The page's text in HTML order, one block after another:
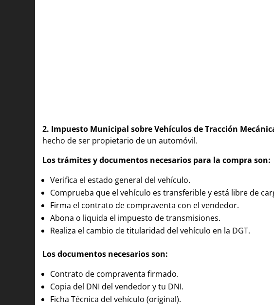
2. Impuesto Municipal sobre Vehículos de Tracción
hecho de ser propietario de un automóvil.
Los trámites y documentos necesarios para la compra son:
Verifica el estado general del vehículo.
Comprueba que el vehículo es transferible y está libre de
Firma el contrato de compraventa con el vendedor.
Abona o liquida el impuesto de transmisiones.
Realiza el cambio de titularidad del vehículo en la DGT.
Los documentos necesarios son:
Contrato de compraventa firmado.
Copia del DNI del vendedor y tu DNI.
Ficha Técnica del vehículo (original).